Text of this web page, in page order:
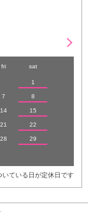
fri sat
1
7 8
14 15
21 22
28 29
いている日が定休日です